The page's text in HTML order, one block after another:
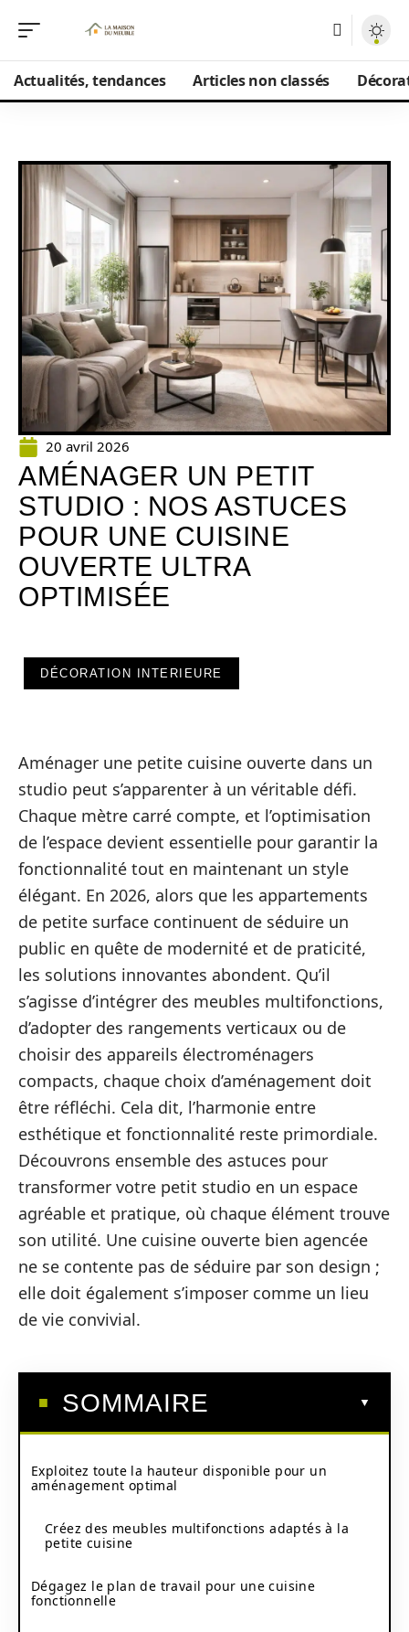
Actualités, tendances Articles non classés
20 avril 2026
AMÉNAGER UN PETIT
STUDIO : NOS ASTUCES
POUR UNE CUISINE
OUVERTE ULTRA
OPTIMISÉE
DÉCORATION INTERIEURE
Aménager une petite cuisine ouverte dans un
studio peut s’apparenter à un véritable défi.
Chaque mètre carré compte, et l’optimisation
de l’espace devient essentielle pour garantir la
fonctionnalité tout en maintenant un style
élégant. En 2026, alors que les appartements
de petite surface continuent de séduire un
public en quête de modernité et de praticité,
les solutions innovantes abondent. Qu’il
s’agisse d’intégrer des meubles multifonctions,
d’adopter des rangements verticaux ou de
choisir des appareils électroménagers
compacts, chaque choix d’aménagement doit
être réfléchi. Cela dit, l’harmonie entre
esthétique et fonctionnalité reste primordiale.
Découvrons ensemble des astuces pour
transformer votre petit studio en un espace
agréable et pratique, où chaque élément trouve
son utilité. Une cuisine ouverte bien agencée
ne se contente pas de séduire par son design ;
elle doit également s’imposer comme un lieu
de vie convivial.
SOMMAIRE
Exploitez toute la hauteur disponible pour un
aménagement optimal
Créez des meubles multifonctions adaptés à la
petite cuisine
Dégagez le plan de travail pour une cuisine
fonctionnelle